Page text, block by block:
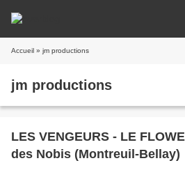
Accueil » jm productions
jm productions
LES VENGEURS - LE
des Nobis (Montreuil-Bellay)